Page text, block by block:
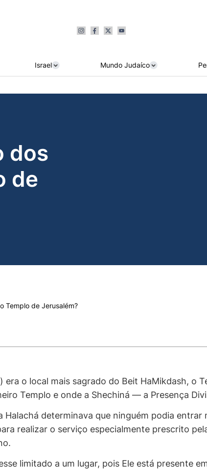
Israel Mundo Judaíco
dos
de
Templo de Jerusalém?
era o local mais sagrado do Beit HaMikdash, o
Templo e onde a Shechiná — a Presença
Halachá determinava que ninguém podia entrar
realizar o serviço especialmente prescrito
limitado a um lugar, pois Ele está presente